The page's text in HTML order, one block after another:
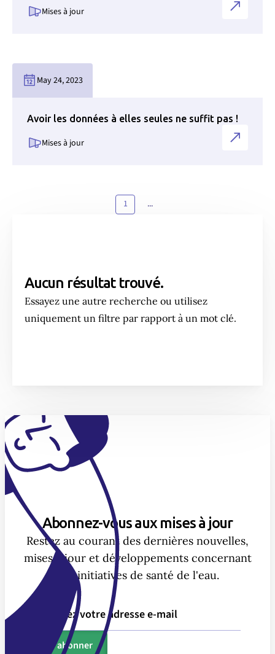
Mises à jour
May 24, 2023
Avoir les données à elles seules ne suffit pas !
Mises à jour
1 ...
Aucun résultat trouvé.
Essayez une autre recherche ou utilisez
uniquement un filtre par rapport à un mot clé.
Abonnez-vous aux mises à jour
Restez au courant des dernières nouvelles,
mises à jour et développements concernant
nos initiatives de santé de l'eau.